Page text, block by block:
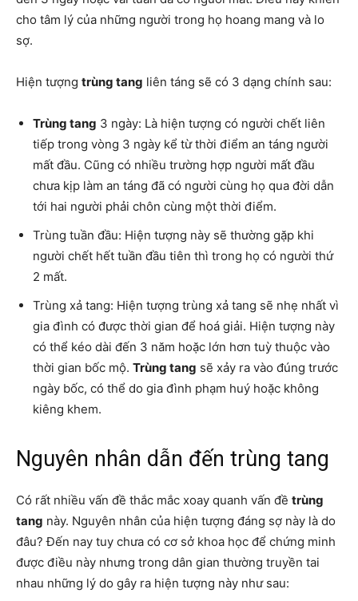
cho tâm lý của những người trong họ hoang mang và lo
sợ.
Hiện tượng trùng tang liên táng sẽ có 3 dạng chính sau:
Trùng tang 3 ngày: Là hiện tượng có người chết liên
tiếp trong vòng 3 ngày kể từ thời điểm an táng người
mất đầu. Cũng có nhiều trường hợp người mất đầu
chưa kịp làm an táng đã có người cùng họ qua đời dẫn
tới hai người phải chôn cùng một thời điểm.
Trùng tuần đầu: Hiện tượng này sẽ thường gặp khi
người chết hết tuần đầu tiên thì trong họ có người thứ
2 mất.
Trùng xả tang: Hiện tượng trùng xả tang sẽ nhẹ nhất vì
gia đình có được thời gian để hoá giải. Hiện tượng này
có thể kéo dài đến 3 năm hoặc lớn hơn tuỳ thuộc vào
thời gian bốc mộ. Trùng tang sẽ xảy ra vào đúng trước
ngày bốc, có thể do gia đình phạm huý hoặc không
kiêng khem.
Nguyên nhân dẫn đến trùng tang
Có rất nhiều vấn đề thắc mắc xoay quanh vấn đề trùng
tang này. Nguyên nhân của hiện tượng đáng sợ này là do
đâu? Đến nay tuy chưa có cơ sở khoa học để chứng minh
được điều này nhưng trong dân gian thường truyền tai
nhau những lý do gây ra hiện tượng này như sau: